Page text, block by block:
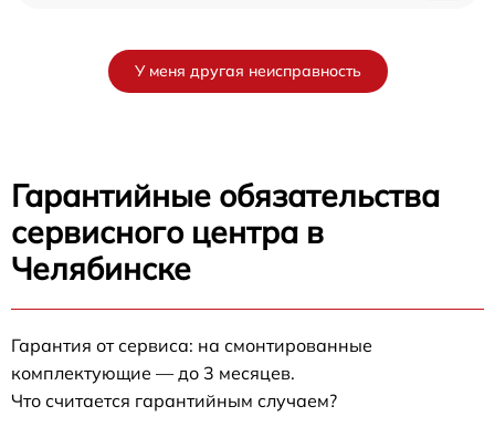
У меня другая неисправность
Гарантийные обязательства
сервисного центра в
Челябинске
Гарантия от сервиса: на смонтированные
комплектующие — до 3 месяцев.
Что считается гарантийным случаем?